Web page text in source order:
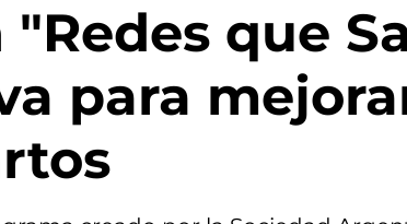
"Redes que
para